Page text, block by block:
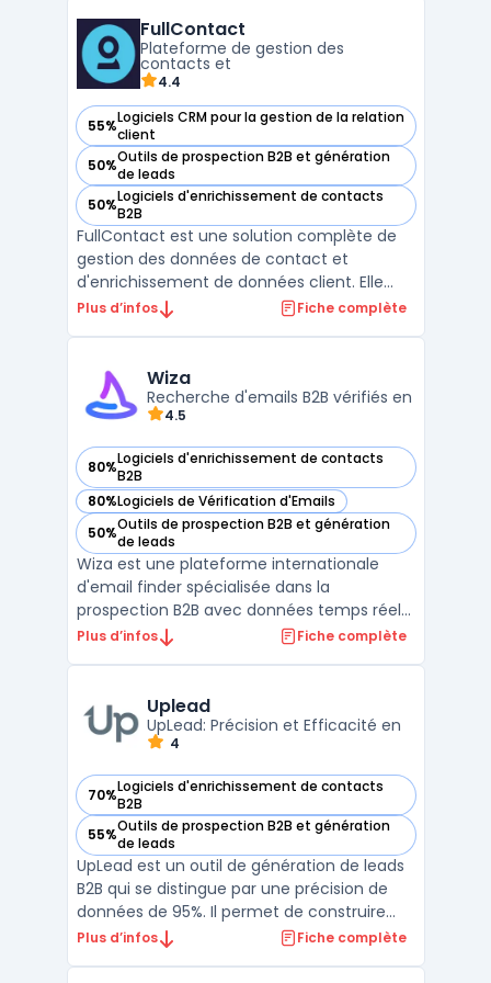
(99,5% accuracy) ...
FullContact
Plateforme de gestion des
contacts et
4.4
55%Logiciels CRM pour la gestion de la relation
client
— voir FullContact dans cette catégorie
50%Outils de prospection B2B et génération
de leads
— voir FullContact dans cette catégorie
50%Logiciels d'enrichissement de contacts
B2B
— voir FullContact dans cette catégorie
FullContact est une solution complète de
gestion des données de contact et
d'enrichissement de données client. Elle
permet aux entreprises de centraliser,
précision des données utilisées pour la
gestion de la relati ...
Plus d’infos Fiche complète
Wiza
Recherche d'emails B2B vérifiés en
4.5
80%Logiciels d'enrichissement de contacts
B2B
— voir Wiza dans cette catégorie
80%Logiciels de Vérification d'Emails
— voir Wiza dans cette catégorie
50%Outils de prospection B2B et génération
de leads
— voir Wiza dans cette catégorie
Wiza est une plateforme internationale
d'email finder spécialisée dans la
prospection B2B avec données temps réel
vérifiées. Elle centralise 850M+ prospects
multiples. La solution propose une&nb ...
Plus d’infos Fiche complète
Uplead
UpLead: Précision et Efficacité en
4
70%Logiciels d'enrichissement de contacts
B2B
— voir Uplead dans cette catégorie
55%Outils de prospection B2B et génération
de leads
— voir Uplead dans cette catégorie
UpLead est un outil de génération de leads
B2B qui se distingue par une précision de
données de 95%. Il permet de construire
des listes de prospection exemptes de
Plus d’infos Fiche complète